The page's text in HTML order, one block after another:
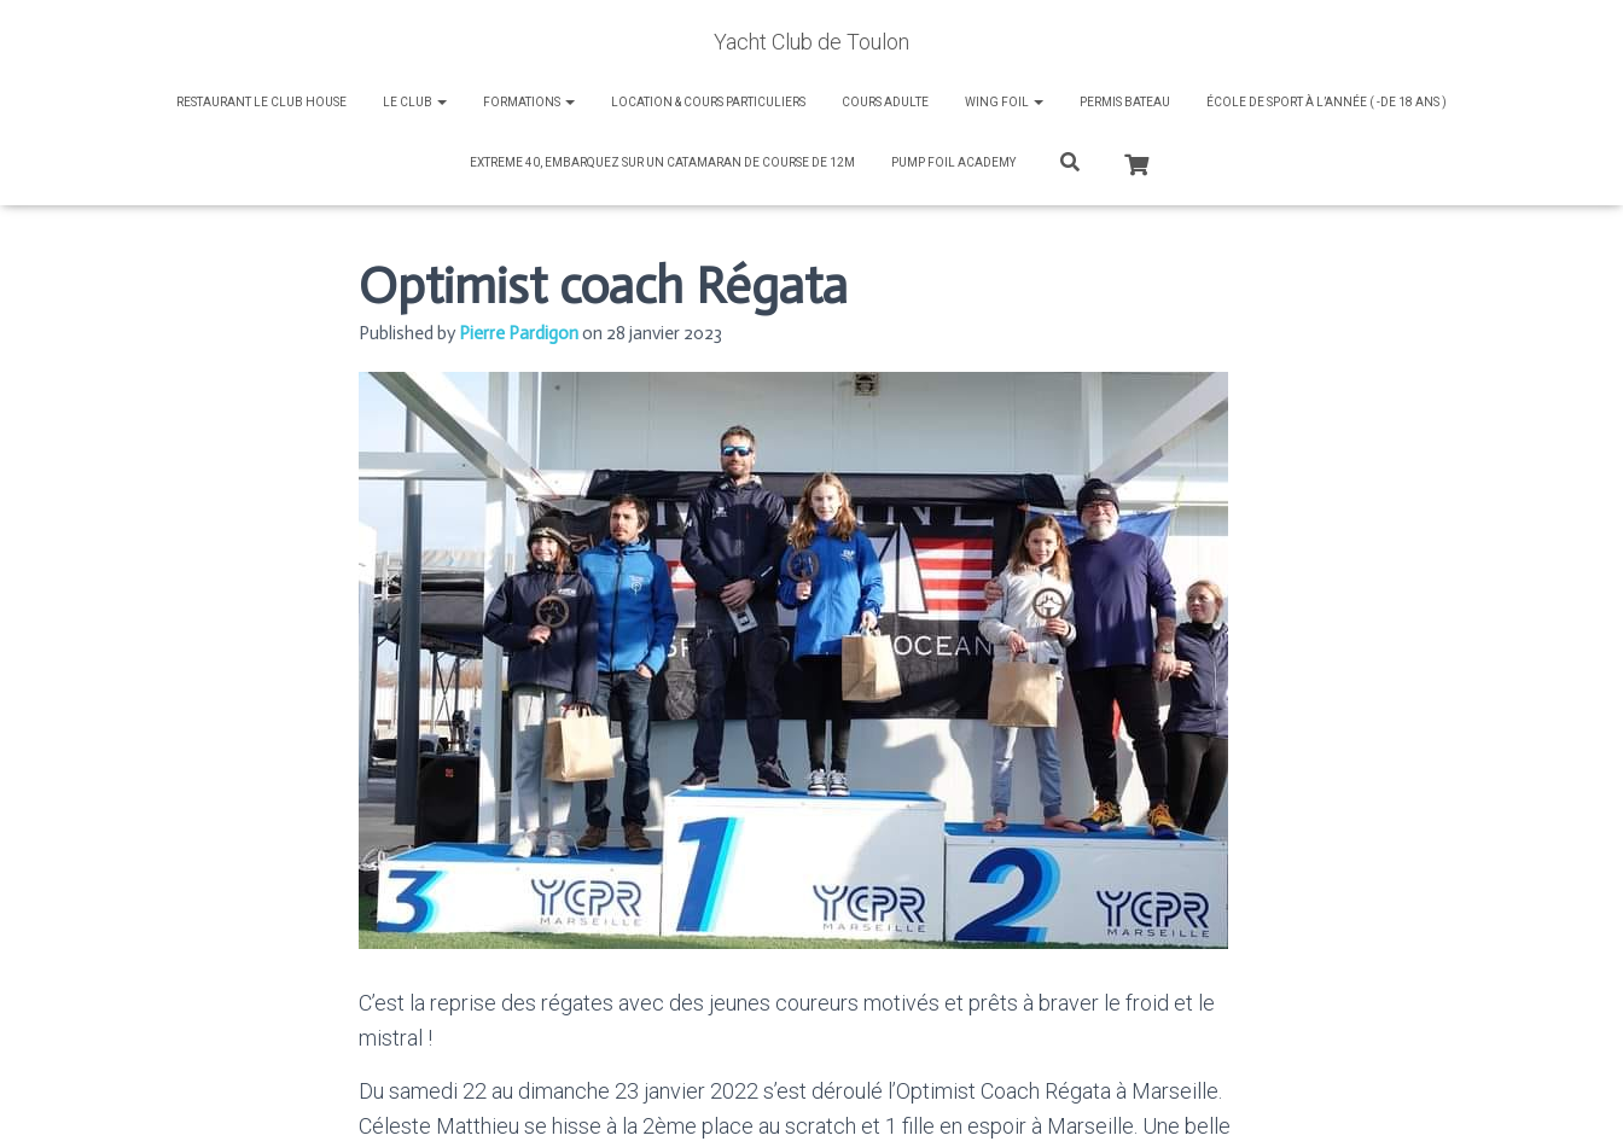
Yacht Club de Toulon
RESTAURANT LE CLUB HOUSE LE CLUB FORMATIONS LOCATION & COURS PARTICULIERS COURS ADULTE WING FOIL PERMIS BATEAU ÉCOLE DE SPORT À L’ANNÉE ( -DE 18 ANS )
EXTREME 40, EMBARQUEZ SUR UN CATAMARAN DE COURSE DE 12M PUMP FOIL ACADEMY
Optimist coach Régata
Published by Pierre Pardigonon 28 janvier 2023
C’est la reprise des régates avec des jeunes coureurs motivés et prêts à braver le froid et le
mistral !
Du samedi 22 au dimanche 23 janvier 2022 s’est déroulé l’Optimist Coach Régata à Marseille.
Céleste Matthieu se hisse à la 2ème place au scratch et 1 fille en espoir à Marseille. Une belle